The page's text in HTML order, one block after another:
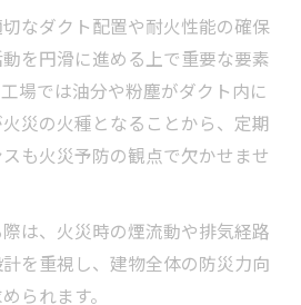
なダクト配置や耐火性能の確保
を円滑に進める上で重要な要素
場では油分や粉塵がダクト内に
災の火種となることから、定期
も火災予防の観点で欠かせませ
は、火災時の煙流動や排気経路
を重視し、建物全体の防災力向
られます。